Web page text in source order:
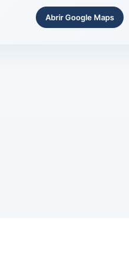
Abrir Google Maps